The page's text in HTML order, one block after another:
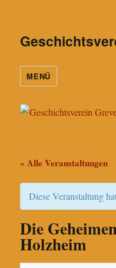
MENÜ
« Alle Veranstaltungen
Diese Veranstaltung
Die
Holzheim